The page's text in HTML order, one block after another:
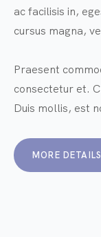
ac facilisis in,
cursus magna,
Praesent
consectetur et.
Duis mollis, est
MORE DETAILS